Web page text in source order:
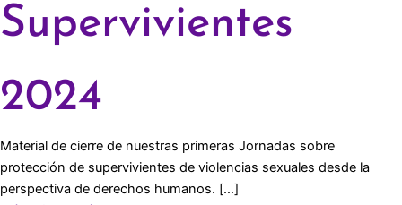
Supervivientes
2024
Material de cierre de nuestras primeras Jornadas sobre
protección de supervivientes de violencias sexuales desde la
perspectiva de derechos humanos. […]